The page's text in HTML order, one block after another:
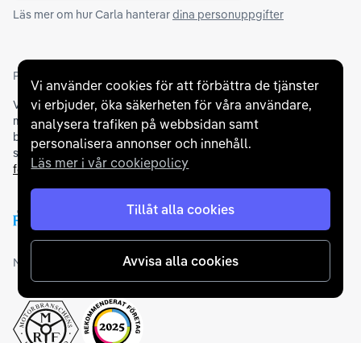
Vi använder cookies för att förbättra de tjänster
vi erbjuder, öka säkerheten för våra användare,
analysera trafiken på webbsidan samt
personalisera annonser och innehåll.
Läs mer i vår cookiepolicy
Tillåt alla cookies
Avvisa alla cookies
Läs mer om hur Carla hanterardina personuppgifter
Partners och betallösningar
Vi samarbetar medflertalet banker för att erbjuda dig bästa
möjliga finansieringslösning och stödjer en rad olika
betalningsmetoder. För att du ska känna dig trygg vid ditt köp
samarbetar vi med Folksam och AutoConcept gällande
försäkringar och garantier.
Medlemskap och utmärkelser